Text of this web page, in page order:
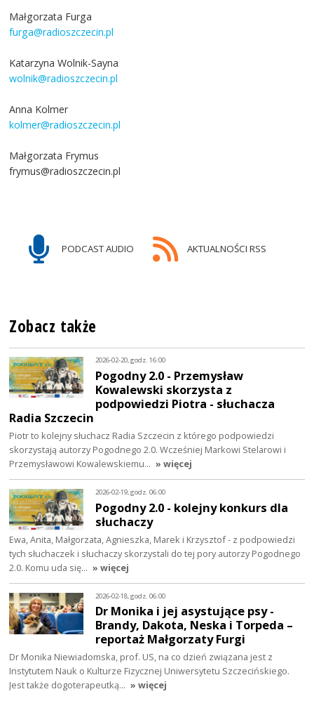
Małgorzata Furga
furga@radioszczecin.pl
Katarzyna Wolnik-Sayna
wolnik@radioszczecin.pl
Anna Kolmer
kolmer@radioszczecin.pl
Małgorzata Frymus
frymus@radioszczecin.pl
PODCAST AUDIO AKTUALNOŚCI RSS
Zobacz także
2026-02-20, godz. 16:00
Pogodny 2.0 - Przemysław
Kowalewski skorzysta z
podpowiedzi Piotra - słuchacza
Radia Szczecin
Piotr to kolejny słuchacz Radia Szczecin z którego podpowiedzi
skorzystają autorzy Pogodnego 2.0. Wcześniej Markowi Stelarowi i
Przemysławowi Kowalewskiemu… » więcej
2026-02-19, godz. 06:00
Pogodny 2.0 - kolejny konkurs dla
słuchaczy
Ewa, Anita, Małgorzata, Agnieszka, Marek i Krzysztof - z podpowiedzi
tych słuchaczek i słuchaczy skorzystali do tej pory autorzy Pogodnego
2.0. Komu uda się… » więcej
2026-02-18, godz. 06:00
Dr Monika i jej asystujące psy -
Brandy, Dakota, Neska i Torpeda –
reportaż Małgorzaty Furgi
Dr Monika Niewiadomska, prof. US, na co dzień związana jest z
Instytutem Nauk o Kulturze Fizycznej Uniwersytetu Szczecińskiego.
Jest także dogoterapeutką… » więcej